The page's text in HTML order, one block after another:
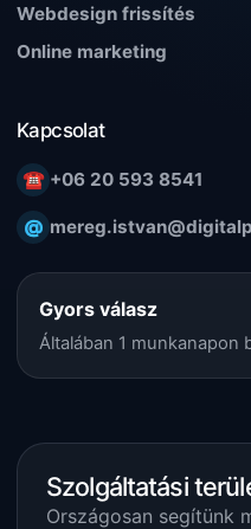
Webdesign frissítés
Online marketing
Kapcsolat
☎ +06 20 593 8541
@
Gyors válasz
Általában 1 munkanapon
Szolgáltatási
Országosan segítünk